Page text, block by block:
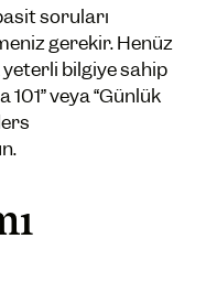
soruları
gerekir. Henüz
bilgiye sahip
veya “Günlük